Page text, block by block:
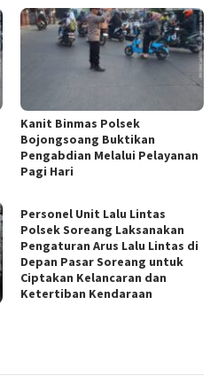
Kanit Binmas Polsek
Bojongsoang Buktikan
Pengabdian Melalui Pelayanan
Pagi Hari
Personel Unit Lalu Lintas
Polsek Soreang Laksanakan
Pengaturan Arus Lalu Lintas di
Depan Pasar Soreang untuk
Ciptakan Kelancaran dan
Ketertiban Kendaraan